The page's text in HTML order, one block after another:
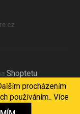
procházením
používáním.. Více
Shoptetu
práva vyhrazena.